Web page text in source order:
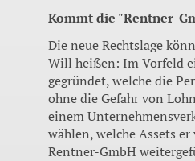
Kommt die "Rentner-
Die neue Rechtslage
Will heißen: Im Vorfeld
gegründet, welche die
ohne die Gefahr von
einem
wählen, welche Assets
Rentner-GmbH